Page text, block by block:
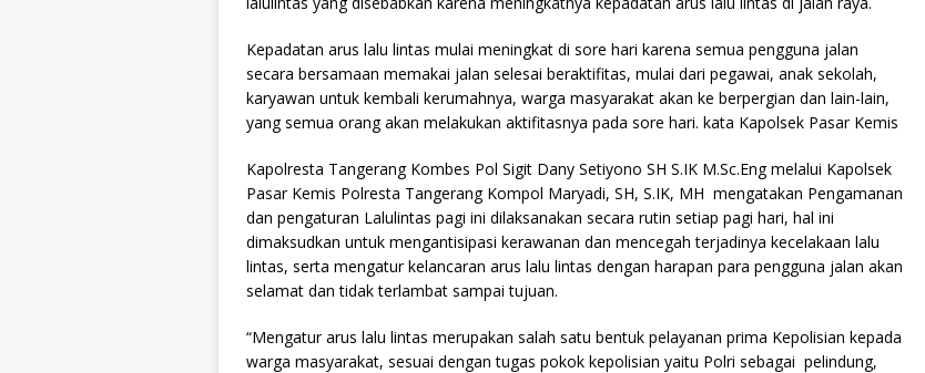
Kepadatan arus lalu lintas mulai meningkat di sore hari karena semua pengguna jalan
secara bersamaan memakai jalan selesai beraktifitas, mulai dari pegawai, anak sekolah,
karyawan untuk kembali kerumahnya, warga masyarakat akan ke berpergian dan lain-lain,
yang semua orang akan melakukan aktifitasnya pada sore hari. kata Kapolsek Pasar Kemis
Kapolresta Tangerang Kombes Pol Sigit Dany Setiyono SH S.IK M.Sc.Eng melalui Kapolsek
Pasar Kemis Polresta Tangerang Kompol Maryadi, SH, S.IK, MH mengatakan Pengamanan
dan pengaturan Lalulintas pagi ini dilaksanakan secara rutin setiap pagi hari, hal ini
dimaksudkan untuk mengantisipasi kerawanan dan mencegah terjadinya kecelakaan lalu
lintas, serta mengatur kelancaran arus lalu lintas dengan harapan para pengguna jalan akan
selamat dan tidak terlambat sampai tujuan.
“Mengatur arus lalu lintas merupakan salah satu bentuk pelayanan prima Kepolisian kepada
warga masyarakat, sesuai dengan tugas pokok kepolisian yaitu Polri sebagai pelindung,